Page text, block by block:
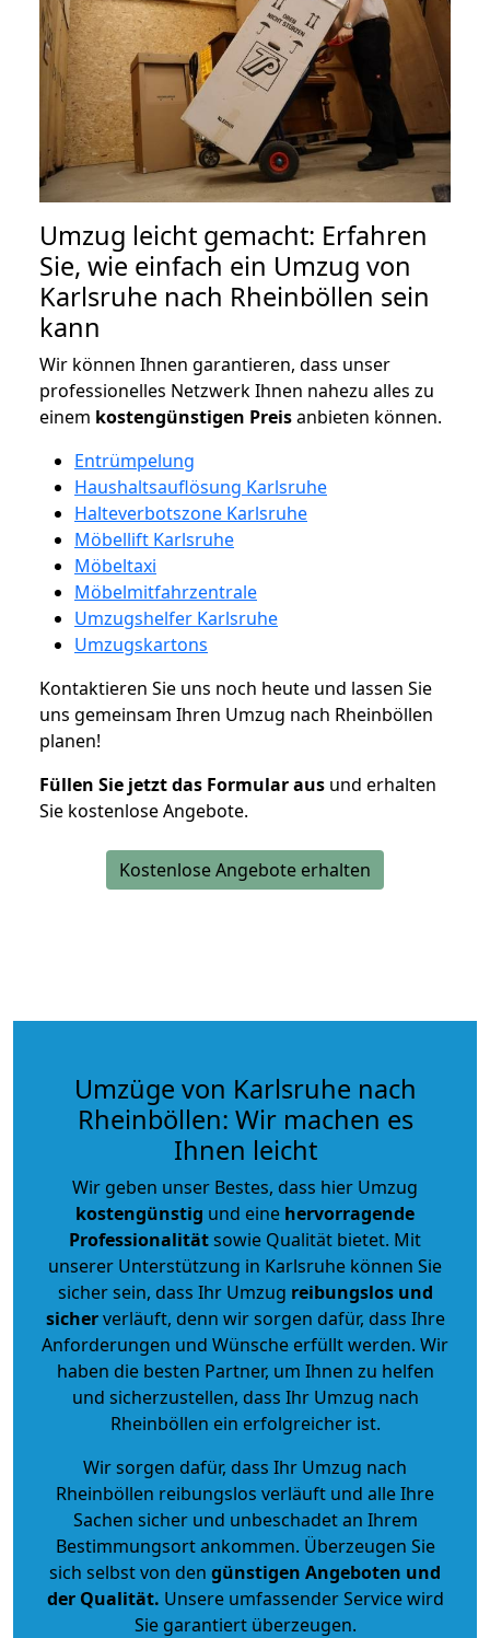
Umzug leicht gemacht: Erfahren
Sie, wie einfach ein Umzug von
Karlsruhe nach Rheinböllen sein
kann
Wir können Ihnen garantieren, dass unser
professionelles Netzwerk Ihnen nahezu alles zu
einem kostengünstigen Preisanbieten können.
Entrümpelung
Haushaltsauflösung Karlsruhe
Halteverbotszone Karlsruhe
Möbellift Karlsruhe
Möbeltaxi
Möbelmitfahrzentrale
Umzugshelfer Karlsruhe
Umzugskartons
Kontaktieren Sie uns noch heute und lassen Sie
uns gemeinsam Ihren Umzug nach Rheinböllen
planen!
Füllen Sie jetzt das Formular aus und erhalten
Sie kostenlose Angebote.
Kostenlose Angebote erhalten
Umzüge von Karlsruhe nach
Rheinböllen: Wir machen es
Ihnen leicht
Wir geben unser Bestes, dass hier Umzug
kostengünstig und eine hervorragende
Professionalitätsowie Qualität bietet. Mit
unserer Unterstützung in Karlsruhe können Sie
sicher sein, dass Ihr Umzug reibungslos und
sicherverläuft, denn wir sorgen dafür, dass Ihre
Anforderungen und Wünsche erfüllt werden. Wir
haben die besten Partner, um Ihnen zu helfen
und sicherzustellen, dass Ihr Umzug nach
Rheinböllen ein erfolgreicher ist.
Wir sorgen dafür, dass Ihr Umzug nach
Rheinböllen reibungslos verläuft und alle Ihre
Sachen sicher und unbeschadet an Ihrem
Bestimmungsort ankommen. Überzeugen Sie
sich selbst von den günstigen Angeboten und
der Qualität. Unsere umfassender Service wird
Sie garantiert überzeugen.